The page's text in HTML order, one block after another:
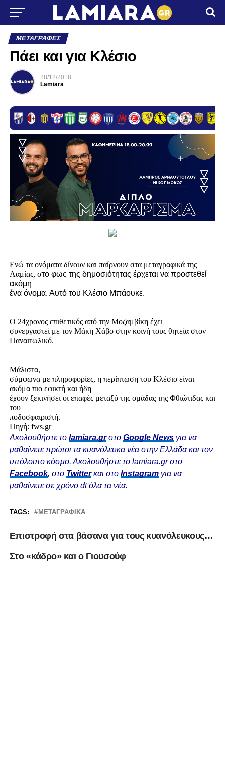
ΜΕΤΑΓΡΑΦΈΣ
Πάει και για Κλέσιο
28/12/2018
Lamiara
Ενώ τα ονόματα δίνουν και παίρνουν στα μεταγραφικά της
Λαμίας, στο φως της δημοσιότητας έρχεται να προστεθεί
ακόμη
ένα όνομα. Αυτό του Κλέσιο Μπάουκε.
Ο 24χρονος επιθετικός από την Μοζαμβίκη έχει
συνεργαστεί με τον Μάκη Χάβο στην κοινή τους θητεία στον
Παναιτωλικό.
Μάλιστα,
σύμφωνα με πληροφορίες, η περίπτωση του Κλέσιο είναι
ακόμα πιο εφικτή και ήδη
έχουν ξεκινήσει οι επαφές μεταξύ της ομάδας της Φθιώτιδας και
του
ποδοσφαιριστή.
Πηγή: fws.gr
Ακολουθήστε το lamiara.grστο Google Newsγια να
μαθαίνετε πρώτοι τα κυανόλευκα νέα στην Ελλάδα και τον
υπόλοιπο κόσμο. Ακολουθήστε το lamiara.gr στο
Facebook, στο Twitterκαι στο Instagram για να
μαθαίνετε σε χρόνο dt όλα τα νέα.
TAGS: ΜΕΤΑΓΡΑΦΙΚΆ
Επιστροφή στα βάσανα για τους κυανόλευκους…
Στο «κάδρο» και ο Γιουσούφ